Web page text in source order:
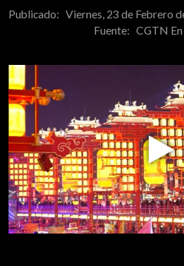
Publicado: Viernes, 23 de Febrero
Fuente: CGTN
Play
Video